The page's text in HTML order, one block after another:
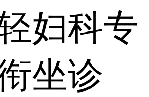
妇科专
坐诊